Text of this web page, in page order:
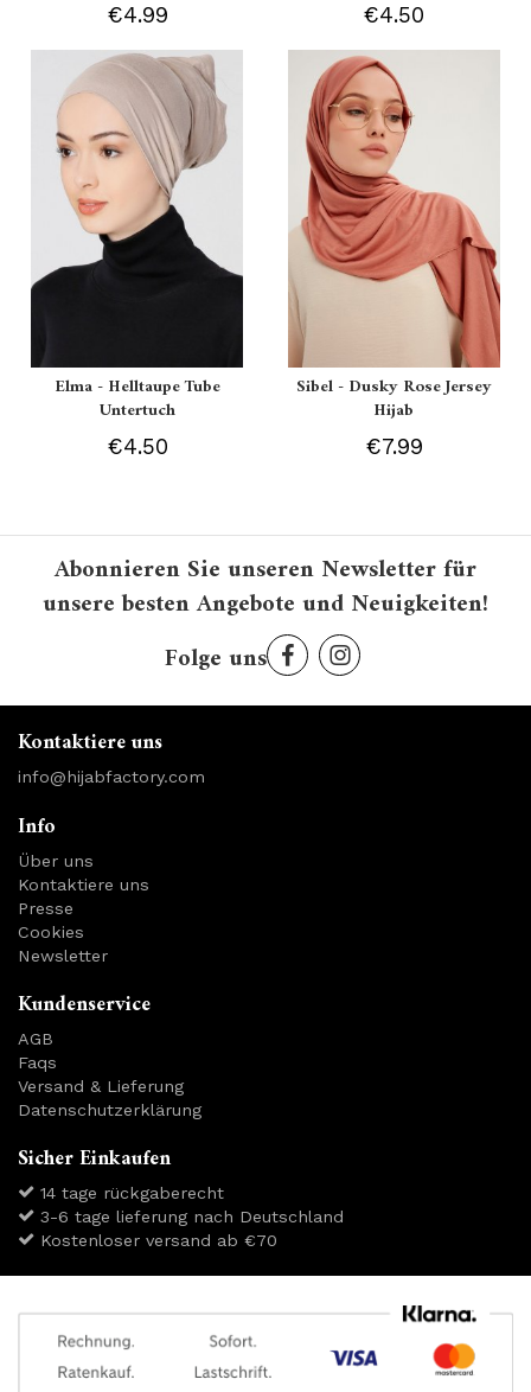
€4.99 €4.50
Elma - Helltaupe Tube
Untertuch
€4.50
Sibel - Dusky Rose Jersey
Hijab
€7.99
Abonnieren Sie unseren Newsletter für
unsere besten Angebote und Neuigkeiten!
Folge uns
Kontaktiere uns
info@hijabfactory.com
Info
Über uns
Kontaktiere uns
Presse
Cookies
Newsletter
Kundenservice
AGB
Faqs
Versand & Lieferung
Datenschutzerklärung
Sicher Einkaufen
14 tage rückgaberecht
3-6 tage lieferung nach Deutschland
Kostenloser versand ab €70